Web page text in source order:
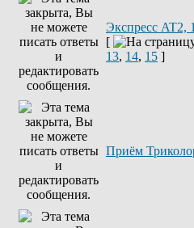
Экспресс AT2,
[
13, 14, 15 ]
Приём